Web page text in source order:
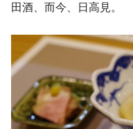
田酒、而今、日高見。